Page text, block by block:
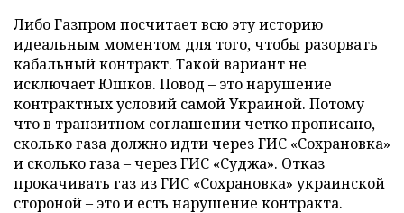
Либо Газпром посчитает всю эту историю
идеальным моментом для того, чтобы разорвать
кабальный контракт. Такой вариант не
исключает Юшков. Повод – это нарушение
контрактных условий самой Украиной. Потому
что в транзитном соглашении четко прописано,
сколько газа должно идти через ГИС «Сохрановка»
и сколько газа – через ГИС «Суджа». Отказ
прокачивать газ из ГИС «Сохрановка» украинской
стороной – это и есть нарушение контракта.